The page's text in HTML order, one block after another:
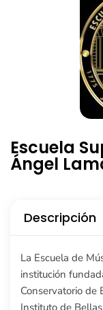
Escuela
Ángel
Descripción
La Escuela de
institución
Conservatorio
Instituto de